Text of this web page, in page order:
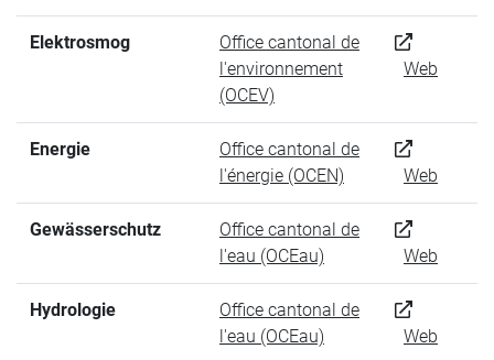
Elektrosmog
Office cantonal de
l'environnement
(OCEV)
Web
Energie
Office cantonal de
l'énergie (OCEN)
Web
Gewässerschutz
Office cantonal de
l'eau (OCEau)
Web
Hydrologie
Office cantonal de
l'eau (OCEau)
Web